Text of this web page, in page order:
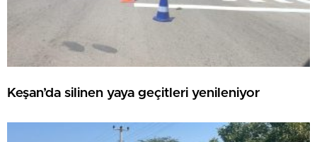
Keşan’da silinen yaya geçitleri yenileniyor